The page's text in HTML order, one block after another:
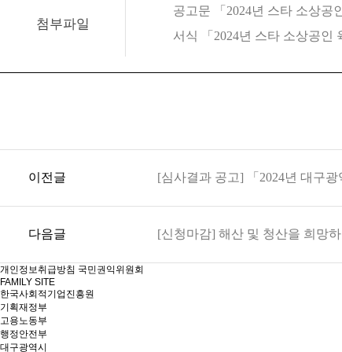
첨부파일
공고문 「2024년 스타 소상공
서식 「2024년 스타 소상공인
이전글 [심사결과 공고] 「2024년 대구
다음글 [신청마감] 해산 및 청산을 희망
개인정보취급방침 국민권익위원회
FAMILY SITE
한국사회적기업진흥원
기획재정부
고용노동부
행정안전부
대구광역시